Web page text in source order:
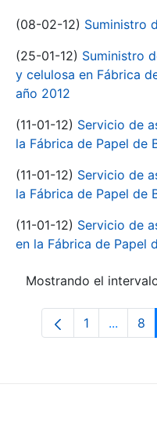
(08-02-12) Suministro
(25-01-12) Suministro
y celulosa en Fábrica
año 2012
(11-01-12) Servicio de
la Fábrica de Papel de
(11-01-12) Servicio de
la Fábrica de Papel de
(11-01-12) Servicio de
en la Fábrica de Papel
Mostrando el
Página
1 ... 8